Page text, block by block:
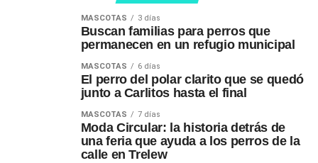
MASCOTAS 3 días
Buscan familias para perros que
permanecen en un refugio municipal
MASCOTAS 6 días
El perro del polar clarito que se quedó
junto a Carlitos hasta el final
MASCOTAS 7 días
Moda Circular: la historia detrás de
una feria que ayuda a los perros de la
calle en Trelew